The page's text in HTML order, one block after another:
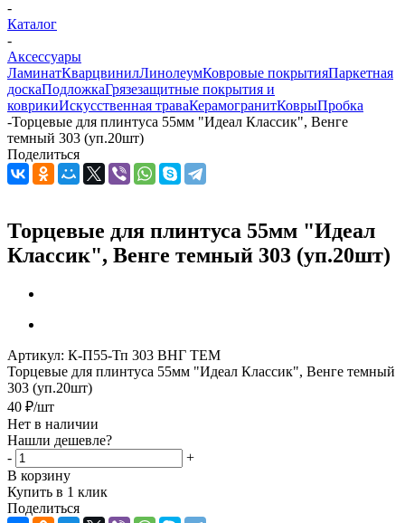
-
Каталог
-
Аксессуары
ЛаминатКварцвинилЛинолеумКовровые покрытияПаркетная
доскаПодложкаГрязезащитные покрытия и
коврикиИскусственная траваКерамогранитКоврыПробка
-Торцевые для плинтуса 55мм "Идеал Классик", Венге
темный 303 (уп.20шт)
Поделиться
Торцевые для плинтуса 55мм "Идеал
Классик", Венге темный 303 (уп.20шт)
Артикул: К-П55-Тп 303 ВНГ ТЕМ
Торцевые для плинтуса 55мм "Идеал Классик", Венге темный
303 (уп.20шт)
40 ₽/шт
Нет в наличии
Нашли дешевле?
-
+
В корзину
Купить в 1 клик
Поделиться